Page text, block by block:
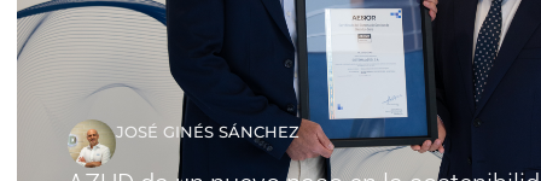
JOSÉ GINÉS SÁNCHEZ